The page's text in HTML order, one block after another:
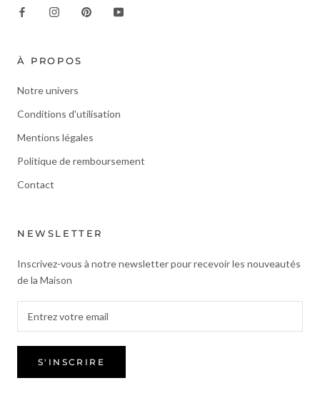
À PROPOS
Notre univers
Conditions d'utilisation
Mentions légales
Politique de remboursement
Contact
NEWSLETTER
Inscrivez-vous à notre newsletter pour recevoir les nouveautés
de la Maison
S'INSCRIRE